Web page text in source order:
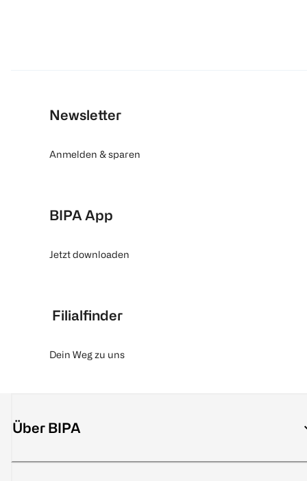
Newsletter
Anmelden & sparen
BIPA App
Jetzt downloaden
Filialfinder
Dein Weg zu uns
Über BIPA